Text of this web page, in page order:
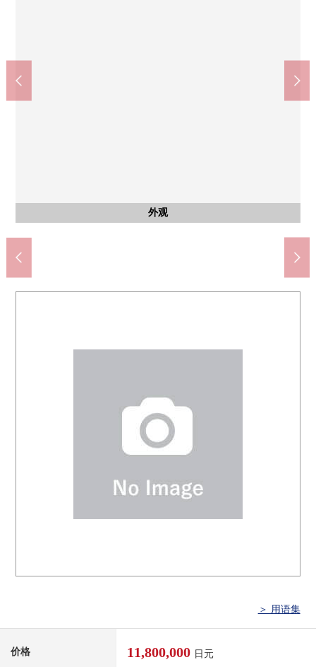
外观
客厅
客厅
客厅
厨房
公共汽车
洗脸
厕所
阳台
风景
风景
入口
入口
入口
停车场
停车场
共有部分
自行车停放处
外观
外观
外观
伊藤洋华堂八王子商店(约210m)
7-Eleven八王子狭间町商店(约270m)
八王子市立椚田小学校(约960m)
八王子市立椚田中学校(约1570m)
＞ 用语集
价格 11,800,000 日元